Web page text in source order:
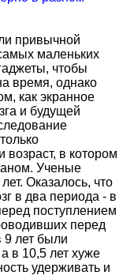
привычной
маленьких
чтобы
время, однако
как экранное
и будущей
возраст, в котором
Ученые
Оказалось, что
в два периода - в
поступлением
перед
9 лет были
в 10,5 лет хуже
удерживать и